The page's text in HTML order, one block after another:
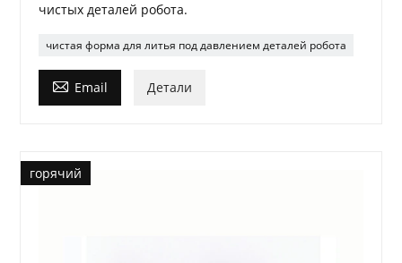
чистых деталей робота.
чистая форма для литья под давлением деталей робота
 Email Детали
горячий